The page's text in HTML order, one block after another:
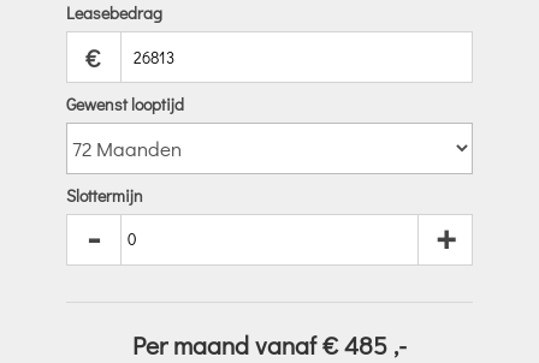
Leasebedrag
€
Gewenst looptijd
Slottermijn
- +
Per maand vanaf €485 ,-